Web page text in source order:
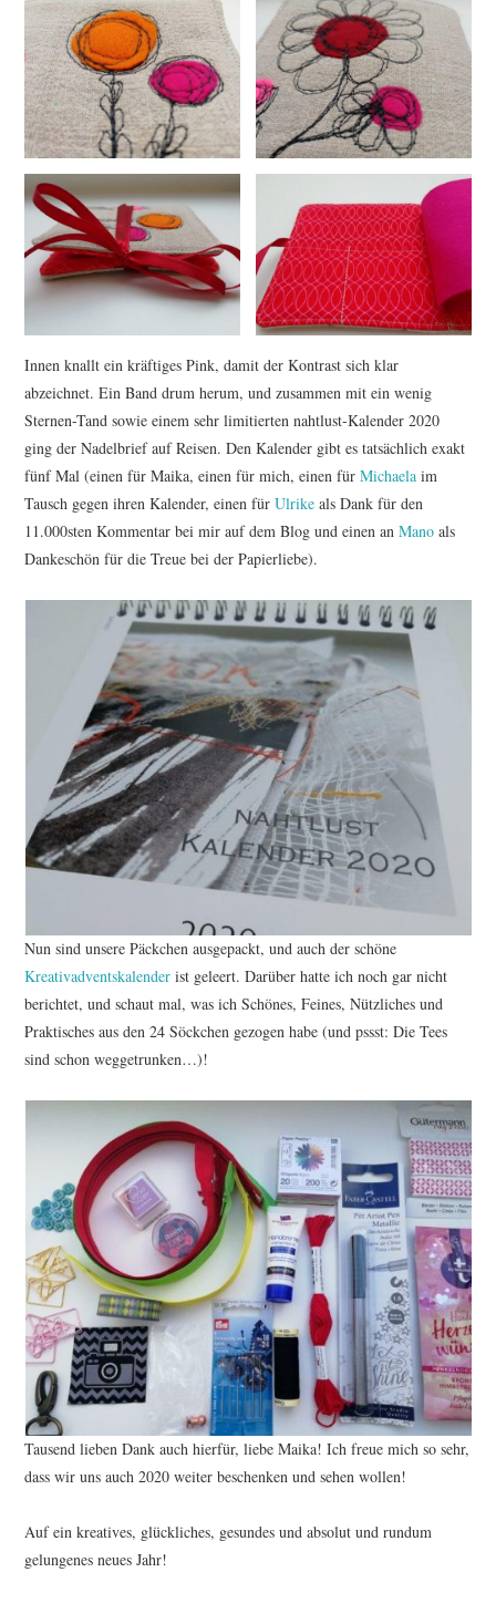
Innen knallt ein kräftiges Pink, damit der Kontrast sich klar
abzeichnet. Ein Band drum herum, und zusammen mit ein wenig
Sternen-Tand sowie einem sehr limitierten nahtlust-Kalender 2020
ging der Nadelbrief auf Reisen. Den Kalender gibt es tatsächlich exakt
fünf Mal (einen für Maika, einen für mich, einen fürMichaelaim
Tausch gegen ihren Kalender, einen fürUlrikeals Dank für den
11.000sten Kommentar bei mir auf dem Blog und einen anManoals
Dankeschön für die Treue bei der Papierliebe).
Nun sind unsere Päckchen ausgepackt, und auch der schöne
Kreativadventskalenderist geleert. Darüber hatte ich noch gar nicht
berichtet, und schaut mal, was ich Schönes, Feines, Nützliches und
Praktisches aus den 24 Söckchen gezogen habe (und pssst: Die Tees
sind schon weggetrunken…)!
Tausend lieben Dank auch hierfür, liebe Maika! Ich freue mich so sehr,
dass wir uns auch 2020 weiter beschenken und sehen wollen!
Auf ein kreatives, glückliches, gesundes und absolut und rundum
gelungenes neues Jahr!